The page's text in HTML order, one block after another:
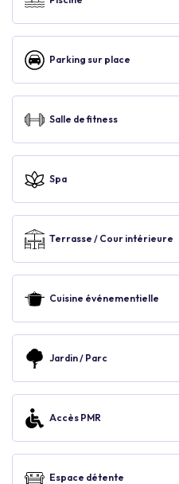
Parking sur place
Salle de fitness
Spa
Terrasse / Cour intérieure
Cuisine événementielle
Jardin / Parc
Accès PMR
Espace détente